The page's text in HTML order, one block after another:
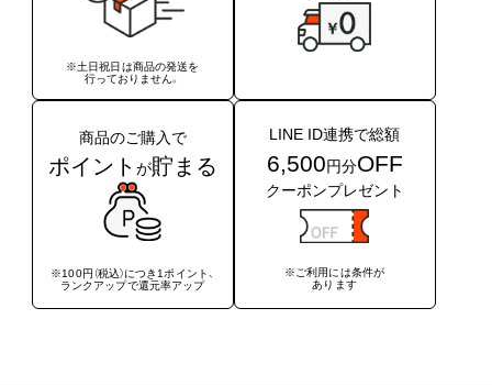
※土日祝日は商品の発送を
行っておりません。
商品のご購入で
ポイント が貯まる
※100円（税込）につき1ポイント、
ランクアップで還元率アップ
LINE ID連携で総額
6,500 円分OFF
クーポンプレゼント
※ご利用には条件が
あります